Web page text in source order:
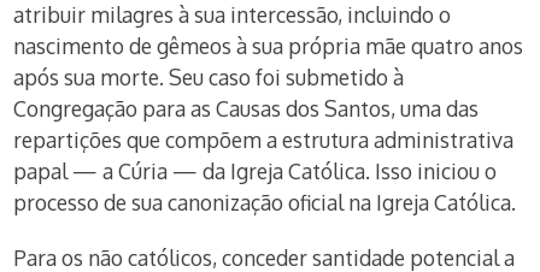
atribuir milagres à sua intercessão, incluindo o
nascimento de gêmeos à sua própria mãe quatro anos
após sua morte. Seu caso foi submetido à
Congregação para as Causas dos Santos, uma das
repartições que compõem a estrutura administrativa
papal — a Cúria — da Igreja Católica. Isso iniciou o
processo de sua canonização oficial na Igreja Católica.
Para os não católicos, conceder santidade potencial a